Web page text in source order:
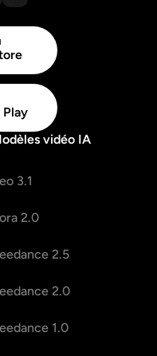
vidéo IA
3.1
2.0
2.5
2.0
1.0